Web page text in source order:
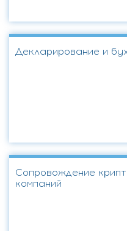
Декларирование и
Сопровождение
компаний